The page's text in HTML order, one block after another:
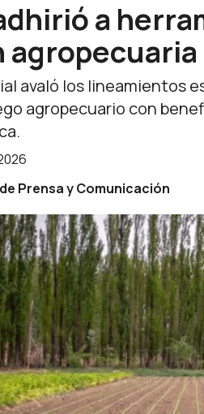
a
agropecuaria
avaló los lineamientos
agropecuario con
Prensa y Comunicación